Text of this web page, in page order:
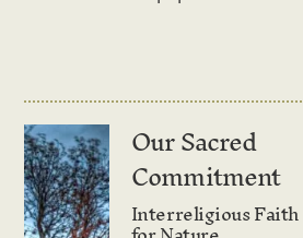
Our Sacred
Commitment
Interreligious Faith